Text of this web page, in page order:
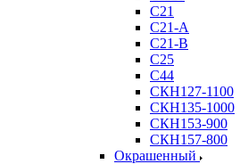
С21
С21-А
С21-В
С25
С44
СКН127-1100
СКН135-1000
СКН153-900
СКН157-800
Окрашенный